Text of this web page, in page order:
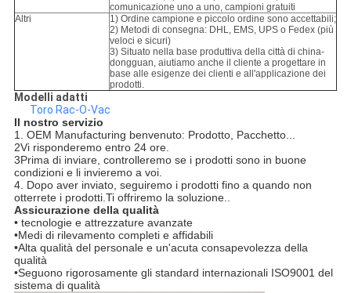
comunicazione uno a uno, campioni gratuiti
Altri
1) Ordine campione e piccolo ordine sono accettabili;
2) Metodi di consegna: DHL, EMS, UPS o Fedex (più
veloci e sicuri)
3) Situato nella base produttiva della città di china-
dongguan, aiutiamo anche il cliente a progettare in
base alle esigenze dei clienti e all'applicazione dei
prodotti.
Modelli adatti
Toro Rac-O-Vac
Il nostro servizio
1. OEM Manufacturing benvenuto: Prodotto, Pacchetto...
2Vi risponderemo entro 24 ore.
3Prima di inviare, controlleremo se i prodotti sono in buone
condizioni e li invieremo a voi.
4. Dopo aver inviato, seguiremo i prodotti fino a quando non
otterrete i prodotti.Ti offriremo la soluzione..
Assicurazione della qualità
• tecnologie e attrezzature avanzate
•Medi di rilevamento completi e affidabili
•Alta qualità del personale e un'acuta consapevolezza della
qualità
•Seguono rigorosamente gli standard internazionali ISO9001 del
sistema di qualità